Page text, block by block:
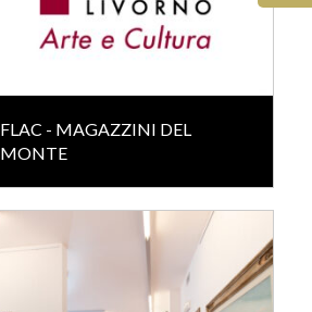
FLAC - MAGAZZINI DEL
MONTE